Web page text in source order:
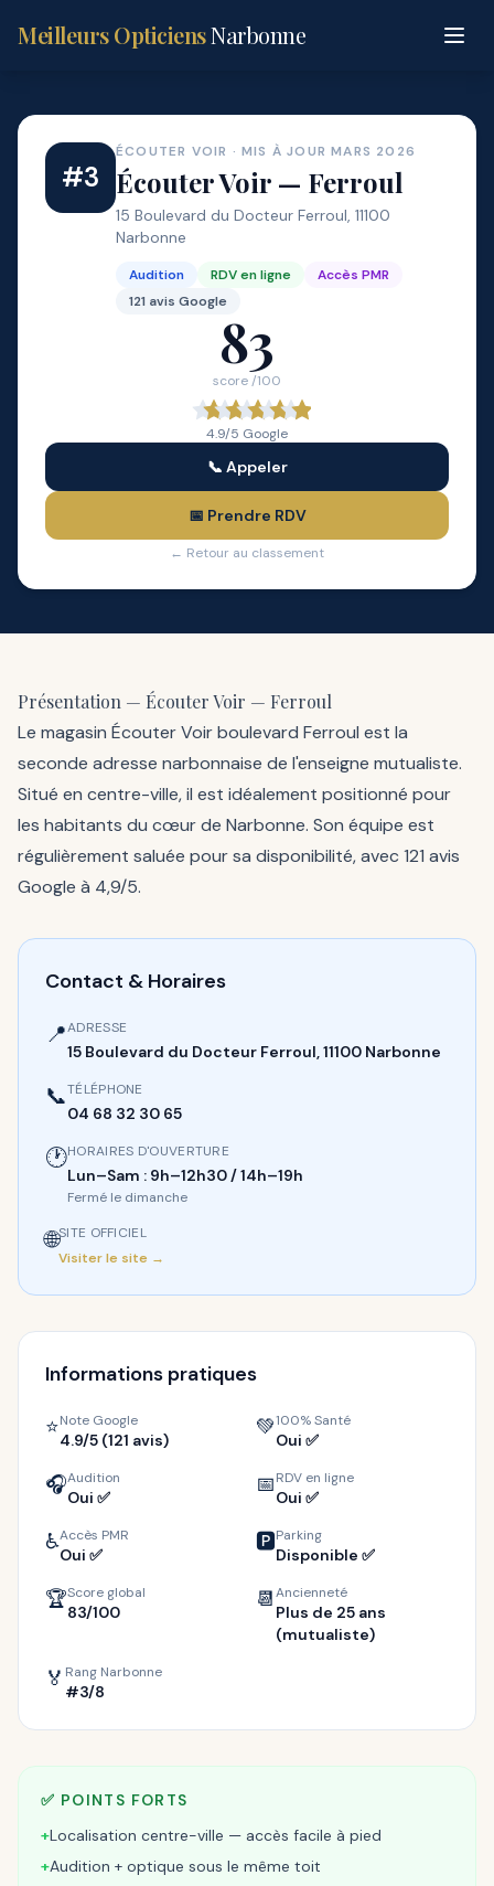
Meilleurs OpticiensNarbonne
#3
ÉCOUTER VOIR · MIS À JOUR MARS 2026
Écouter Voir — Ferroul
15 Boulevard du Docteur Ferroul, 11100
Narbonne
Audition RDV en ligne
Accès PMR
121 avis Google
83
score /100
4.9/5 Google
📞 Appeler
📅 Prendre RDV
← Retour au classement
Présentation — Écouter Voir — Ferroul
Le magasin Écouter Voir boulevard Ferroul est la
seconde adresse narbonnaise de l'enseigne mutualiste.
Situé en centre-ville, il est idéalement positionné pour
les habitants du cœur de Narbonne. Son équipe est
régulièrement saluée pour sa disponibilité, avec 121 avis
Google à 4,9/5.
Contact & Horaires
📍ADRESSE
15 Boulevard du Docteur Ferroul, 11100 Narbonne
📞TÉLÉPHONE
04 68 32 30 65
🕐HORAIRES D'OUVERTURE
Lun–Sam : 9h–12h30 / 14h–19h
Fermé le dimanche
🌐SITE OFFICIEL
Visiter le site →
Informations pratiques
⭐Note Google
4.9/5 (121 avis) 💚100% Santé
Oui ✅
🎧Audition
Oui ✅ 📅RDV en ligne
Oui ✅
♿Accès PMR
Oui ✅ 🅿️Parking
Disponible ✅
🏆Score global
83/100 📆Ancienneté
Plus de 25 ans
(mutualiste)
🏅 Rang Narbonne
#3/8
✅ POINTS FORTS
+Localisation centre-ville — accès facile à pied
+Audition + optique sous le même toit